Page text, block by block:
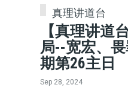
真理讲道台
【真理讲道
局--宽宏、
期第26主日
Sep 28, 2024